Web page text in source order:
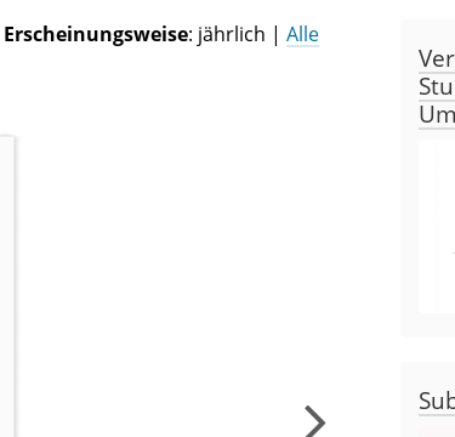
Erscheinungsweise: jährlich | Alle